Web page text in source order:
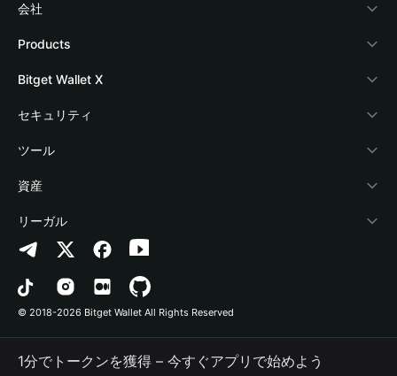
会社
Bitget Walletについて
ブログ
アカデミー
暗号資産ニュース
Help Center
お問い合わせ
ブランドリソース
キャリア
Products
Crypto Card
Stablecoin Earn
Payfi Crypto
Crypto Swap API
Altcoin Season Index
Prediction Markets
DApp
RWA
Bitget Wallet X
デベロッパー
ウォレットを接続
Bitget Wallet Pay
プロジェクトを掲載
セキュリティ
保護基金
セキュリティ技術
ツール
暗号資産を購入
認証検出
コントラクト検出
一括送金
資産
Arbitrum
Avalanche
Bitcoin
Polygon
リーガル
プライバシーポリシー
利用規約
© 2018-2026 Bitget Wallet All Rights Reserved
1分でトークンを獲得 – 今すぐアプリで始めよう